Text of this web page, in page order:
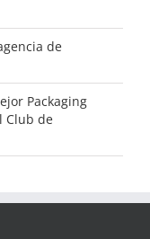
de
Packaging
Club de